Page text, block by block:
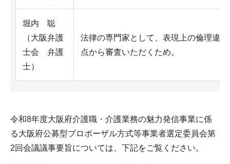
堀内 聡
（大阪弁護
士会 弁護
士）
法律の専門家として、表現上の倫理違
点から審査いただくため。
令和8年度大阪府介護職・介護業務の魅力発信事業に係
る大阪府公募型プロポーザル方式等事業者選定委員会第
2回会議議事要旨については、下記をご覧ください。